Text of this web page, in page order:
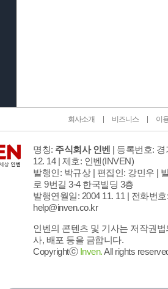
회사소개 비즈니스 이
명칭: 주식회사 인벤 | 등록번호:
12. 14 | 제호: 인벤(INVEN)
발행인: 박규상 | 편집인: 강민우 |
로 9번길 3-4 한국빌딩 3층
발행연월일: 2004 11. 11 | 전화번호
help@inven.co.kr
인벤의 콘텐츠 및 기사는 저작권
사, 배포 등을 금합니다.
Copyrightⓒ Inven.All rights